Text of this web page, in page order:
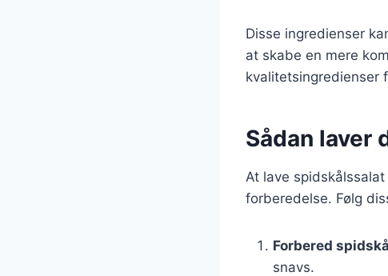
Disse ingredienser
at skabe en mere
kvalitetsingredienser
Sådan laver
At lave
forberedelse. Følg
Forbered
snavs.